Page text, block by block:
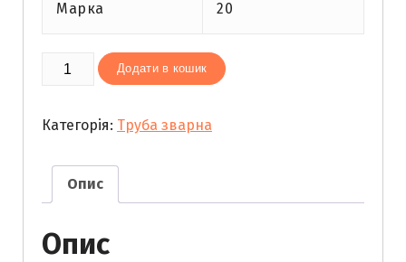
Марка 20
Труба
8
кількість
Додати в кошик
Категорія: Труба зварна
Опис
Опис